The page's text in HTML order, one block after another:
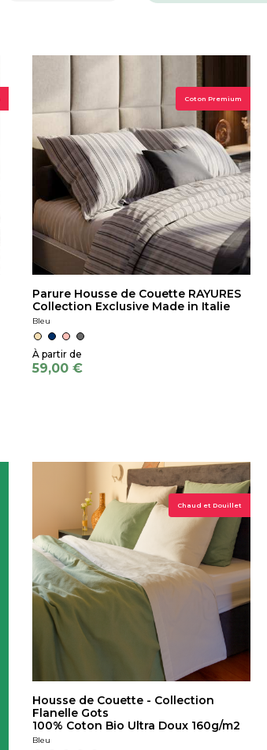
Coton Premium
Parure Housse de Couette RAYURES
Collection Exclusive Made in Italie
Bleu
59,00 €
Chaud et Douillet
Housse de Couette - Collection
Flanelle Gots
100% Coton Bio Ultra Doux 160g/m2
Bleu